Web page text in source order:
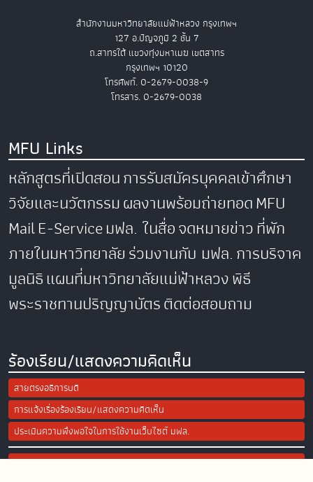
สำนักงานมหาวิทยาลัยแม่ฟ้าหลวง กรุงเทพฯ
127 อ.ปัญจภูมิ 2 ชั้น 7
ถ.สาทรใต้ แขวงทุ่งมหาเมฆ เขตสาทร
กรุงเทพฯ 10120
โทรศัพท์. 0-2679-0038-9
โทรสาร. 0-2679-0038
MFU Links
หลักสูตรที่เปิดสอนการรับสมัครบุคคลเข้าศึกษา
วิจัยและนวัตกรรมผลงานพร้อมถ่ายทอดMFU
MailE-Serviceมฟล. ในสื่อจดหมายข่าวที่พัก
ภายในมหาวิทยาลัยร่วมงานกับ มฟล.การบริจาค
มูลนิธิแผนที่มหาวิทยาลัยแม่ฟ้าหลวงพิธี
พระราชทานปริญญาบัตรติดต่อสอบถาม
ร้องเรียน/แสดงความคิดเห็น
สายตรงอธิการบดี
การแจ้งเรื่องร้องเรียน/แสดงความคิดเห็น
ประเมินความพึงพอใจในการใช้งานเว็บไซต์ มฟล.
Site Map